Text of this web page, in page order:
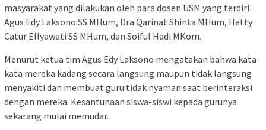
masyarakat yang dilakukan oleh para dosen USM yang terdiri
Agus Edy Laksono SS MHum, Dra Qarinat Shinta MHum, Hetty
Catur Ellyawati SS MHum, dan Soiful Hadi MKom.
Menurut ketua tim Agus Edy Laksono mengatakan bahwa kata-
kata mereka kadang secara langsung maupun tidak langsung
menyakiti dan membuat guru tidak nyaman saat berinteraksi
dengan mereka. Kesantunaan siswa-siswi kepada gurunya
sekarang mulai memudar.